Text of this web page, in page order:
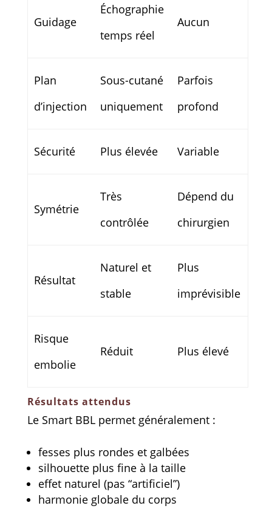
Guidage
Échographie
temps réel
Aucun
Plan
d’injection
Sous-cutané
uniquement
Parfois
profond
Sécurité Plus élevée Variable
Symétrie
Très
contrôlée
Dépend du
chirurgien
Résultat
Naturel et
stable
Plus
imprévisible
Risque
embolie
Réduit Plus élevé
Résultats attendus
Le Smart BBL permet généralement :
fesses plus rondes et galbées
silhouette plus fine à la taille
effet naturel (pas “artificiel”)
harmonie globale du corps